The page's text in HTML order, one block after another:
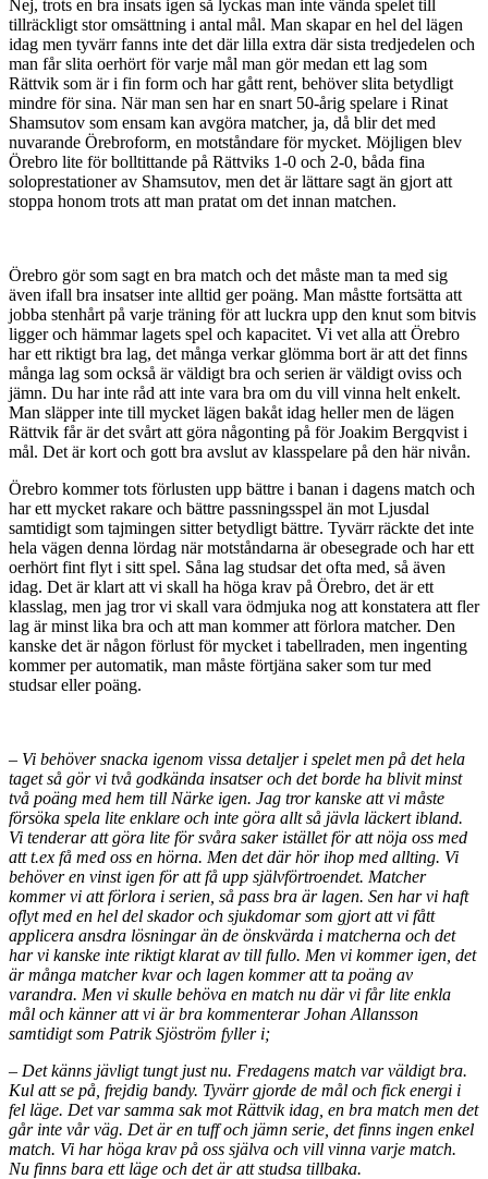
Nej, trots en bra insats igen så lyckas man inte vända spelet till
tillräckligt stor omsättning i antal mål. Man skapar en hel del lägen
idag men tyvärr fanns inte det där lilla extra där sista tredjedelen och
man får slita oerhört för varje mål man gör medan ett lag som
Rättvik som är i fin form och har gått rent, behöver slita betydligt
mindre för sina. När man sen har en snart 50-årig spelare i Rinat
Shamsutov som ensam kan avgöra matcher, ja, då blir det med
nuvarande Örebroform, en motståndare för mycket. Möjligen blev
Örebro lite för bolltittande på Rättviks 1-0 och 2-0, båda fina
soloprestationer av Shamsutov, men det är lättare sagt än gjort att
stoppa honom trots att man pratat om det innan matchen.
Örebro gör som sagt en bra match och det måste man ta med sig
även ifall bra insatser inte alltid ger poäng. Man måstte fortsätta att
jobba stenhårt på varje träning för att luckra upp den knut som bitvis
ligger och hämmar lagets spel och kapacitet. Vi vet alla att Örebro
har ett riktigt bra lag, det många verkar glömma bort är att det finns
många lag som också är väldigt bra och serien är väldigt oviss och
jämn. Du har inte råd att inte vara bra om du vill vinna helt enkelt.
Man släpper inte till mycket lägen bakåt idag heller men de lägen
Rättvik får är det svårt att göra någonting på för Joakim Bergqvist i
mål. Det är kort och gott bra avslut av klasspelare på den här nivån.
Örebro kommer tots förlusten upp bättre i banan i dagens match och
har ett mycket rakare och bättre passningsspel än mot Ljusdal
samtidigt som tajmingen sitter betydligt bättre. Tyvärr räckte det inte
hela vägen denna lördag när motståndarna är obesegrade och har ett
oerhört fint flyt i sitt spel. Såna lag studsar det ofta med, så även
idag. Det är klart att vi skall ha höga krav på Örebro, det är ett
klasslag, men jag tror vi skall vara ödmjuka nog att konstatera att fler
lag är minst lika bra och att man kommer att förlora matcher. Den
kanske det är någon förlust för mycket i tabellraden, men ingenting
kommer per automatik, man måste förtjäna saker som tur med
studsar eller poäng.
– Vi behöver snacka igenom vissa detaljer i spelet men på det hela
taget så gör vi två godkända insatser och det borde ha blivit minst
två poäng med hem till Närke igen. Jag tror kanske att vi måste
försöka spela lite enklare och inte göra allt så jävla läckert ibland.
Vi tenderar att göra lite för svåra saker istället för att nöja oss med
att t.ex få med oss en hörna. Men det där hör ihop med allting. Vi
behöver en vinst igen för att få upp självförtroendet. Matcher
kommer vi att förlora i serien, så pass bra är lagen. Sen har vi haft
oflyt med en hel del skador och sjukdomar som gjort att vi fått
applicera ansdra lösningar än de önskvärda i matcherna och det
har vi kanske inte riktigt klarat av till fullo. Men vi kommer igen, det
är många matcher kvar och lagen kommer att ta poäng av
varandra. Men vi skulle behöva en match nu där vi får lite enkla
mål och känner att vi är bra kommenterar Johan Allansson
samtidigt som Patrik Sjöström fyller i;
– Det känns jävligt tungt just nu. Fredagens match var väldigt bra.
Kul att se på, frejdig bandy. Tyvärr gjorde de mål och fick energi i
fel läge. Det var samma sak mot Rättvik idag, en bra match men det
går inte vår väg. Det är en tuff och jämn serie, det finns ingen enkel
match. Vi har höga krav på oss själva och vill vinna varje match.
Nu finns bara ett läge och det är att studsa tillbaka.